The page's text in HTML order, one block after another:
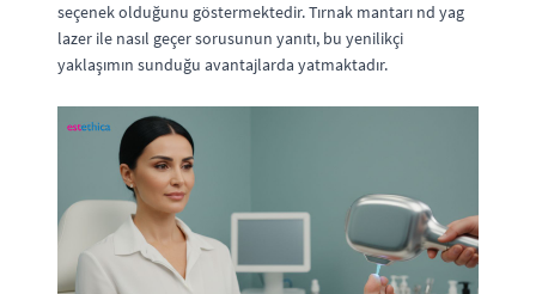
seçenek olduğunu göstermektedir. Tırnak mantarı nd yag
lazer ile nasıl geçer sorusunun yanıtı, bu yenilikçi
yaklaşımın sunduğu avantajlarda yatmaktadır.